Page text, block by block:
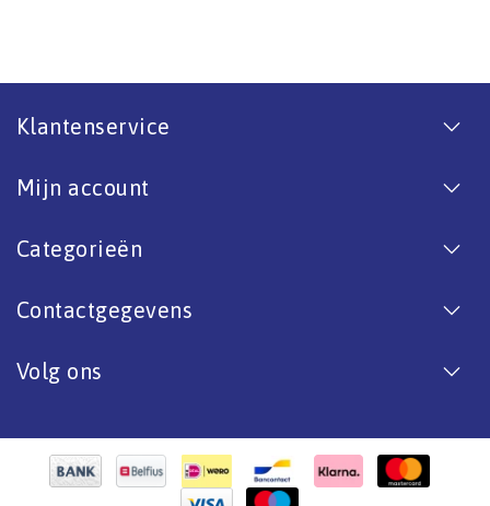
Klantenservice
Mijn account
Categorieën
Contactgegevens
Volg ons